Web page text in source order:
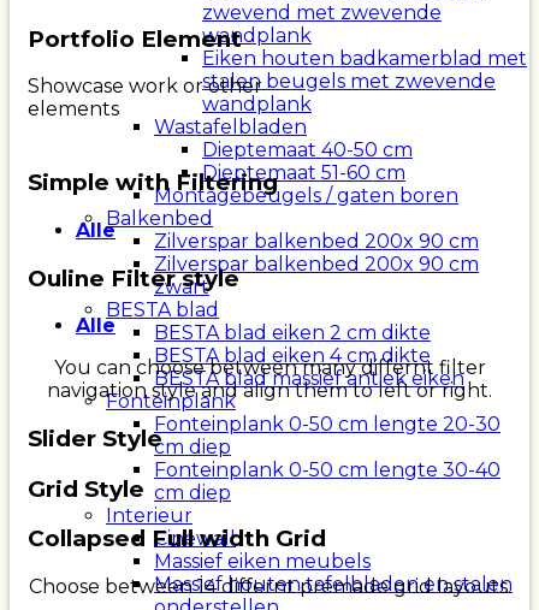
zwevend met zwevende
wandplank
Eiken houten badkamerblad met
stalen beugels met zwevende
wandplank
Wastafelbladen
Dieptemaat 40-50 cm
Dieptemaat 51-60 cm
Montagebeugels / gaten boren
Balkenbed
Zilverspar balkenbed 200x 90 cm
Zilverspar balkenbed 200x 90 cm
zwart
BESTA blad
BESTA blad eiken 2 cm dikte
BESTA blad eiken 4 cm dikte
BESTA blad massief antiek eiken
Fonteinplank
Fonteinplank 0-50 cm lengte 20-30
cm diep
Fonteinplank 0-50 cm lengte 30-40
cm diep
Interieur
Cinewall
Massief eiken meubels
Massief houten tafelbladen en stalen
Portfolio Element
Showcase work or other
elements
Simple with Filtering
Alle
Ouline Filter style
Alle
You can choose between many differnt filter
navigation style and align them to left or right.
Slider Style
Grid Style
Collapsed Full width Grid
Choose between 14 differnt premade grid layouts.